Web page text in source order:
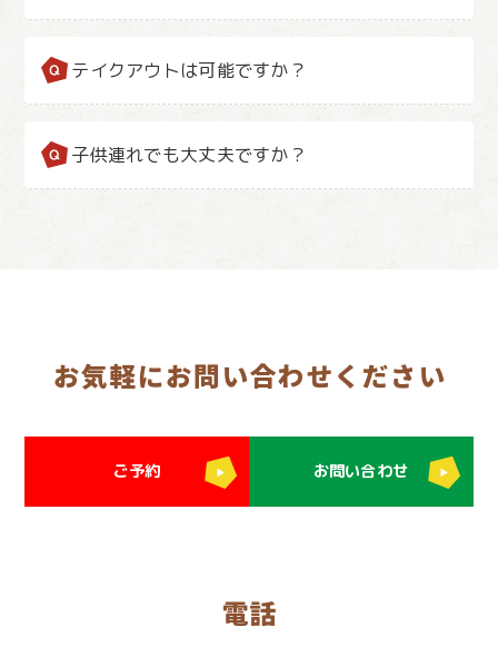
テイクアウトは可能ですか？
子供連れでも大丈夫ですか？
お気軽にお問い合わせください
ご予約 お問い合わせ
電話